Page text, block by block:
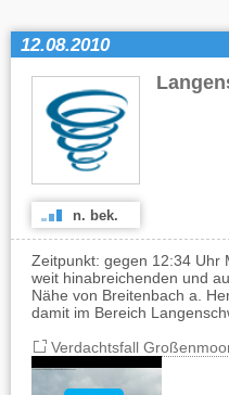
12.08.2010
n. bek.
Zeitpunkt: gegen 12:34 Uhr
weit hinabreichenden und
Nähe von Breitenbach a.
damit im Bereich
Verdachtsfall